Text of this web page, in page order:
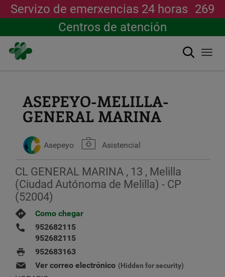
principal
Servizo de emerxencias 24 horas 269
Centros de atención
Buscar
ASEPEYO-MELILLA-
GENERAL MARINA
Asepeyo Asistencial
CL GENERAL MARINA , 13 , Melilla
(Ciudad Autónoma de Melilla) - CP
(52004)
Como chegar
952682115
952682115
952683163
Ver correo electrónico (Hidden for security)